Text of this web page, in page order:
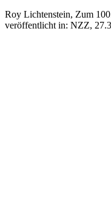
Roy Lichtenstein, Zum
veröffentlicht in: NZZ,